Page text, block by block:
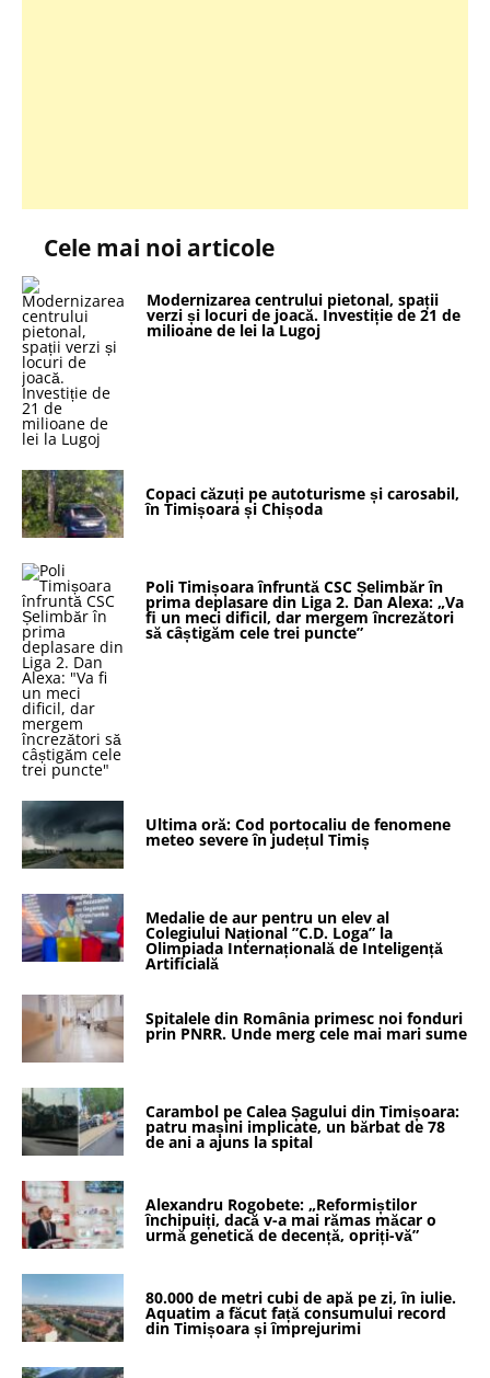
Cele mai noi articole
Modernizarea centrului pietonal, spații
verzi și locuri de joacă. Investiție de 21 de
milioane de lei la Lugoj
Copaci căzuți pe autoturisme și carosabil,
în Timișoara și Chișoda
Poli Timișoara înfruntă CSC Șelimbăr în
prima deplasare din Liga 2. Dan Alexa: „Va
fi un meci dificil, dar mergem încrezători
să câștigăm cele trei puncte”
Ultima oră: Cod portocaliu de fenomene
meteo severe în județul Timiș
Medalie de aur pentru un elev al
Colegiului Național ”C.D. Loga” la
Olimpiada Internațională de Inteligență
Artificială
Spitalele din România primesc noi fonduri
prin PNRR. Unde merg cele mai mari sume
Carambol pe Calea Șagului din Timișoara:
patru mașini implicate, un bărbat de 78
de ani a ajuns la spital
Alexandru Rogobete: „Reformiștilor
închipuiți, dacă v-a mai rămas măcar o
urmă genetică de decență, opriți-vă”
80.000 de metri cubi de apă pe zi, în iulie.
Aquatim a făcut față consumului record
din Timișoara și împrejurimi